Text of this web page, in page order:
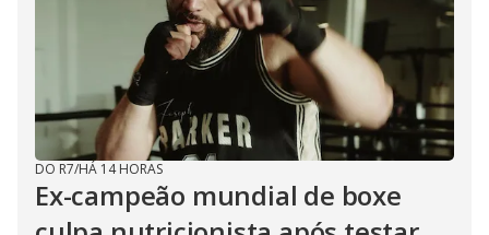
DO R7/HÁ 14 HORAS
Ex-campeão mundial de boxe